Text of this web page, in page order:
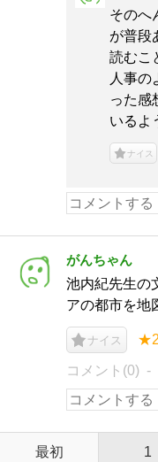
そのへ
が普段
読むこ
人事の
った感
いるよ
ナイス
がんちゃん
池内紀先生の
アの都市を地
ナイス ★2
コメント(0)
最初 1